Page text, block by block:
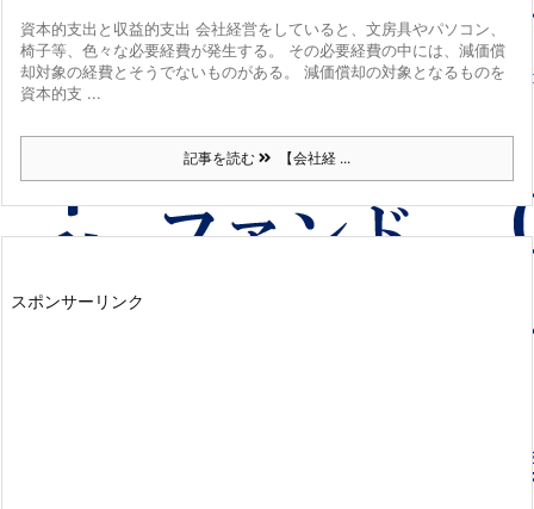
資本的支出と収益的支出 会社経営をしていると、文房具やパソコン、
椅子等、色々な必要経費が発生する。 その必要経費の中には、減価償
却対象の経費とそうでないものがある。 減価償却の対象となるものを
資本的支 ...
記事を読む 【会社経 ...
スポンサーリンク